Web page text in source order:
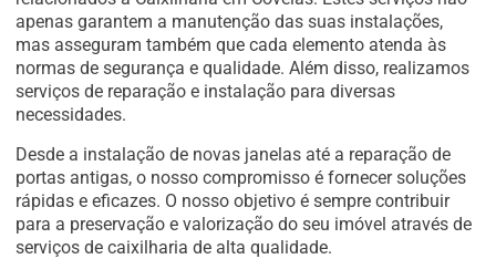
apenas garantem a manutenção das suas instalações,
mas asseguram também que cada elemento atenda às
normas de segurança e qualidade. Além disso, realizamos
serviços de reparação e instalação para diversas
necessidades.
Desde a instalação de novas janelas até a reparação de
portas antigas, o nosso compromisso é fornecer soluções
rápidas e eficazes. O nosso objetivo é sempre contribuir
para a preservação e valorização do seu imóvel através de
serviços de caixilharia de alta qualidade.